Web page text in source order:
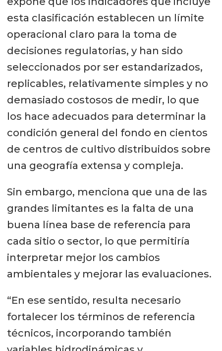
esta clasificación establecen un límite
operacional claro para la toma de
decisiones regulatorias, y han sido
seleccionados por ser estandarizados,
replicables, relativamente simples y no
demasiado costosos de medir, lo que
los hace adecuados para determinar la
condición general del fondo en cientos
de centros de cultivo distribuidos sobre
una geografía extensa y compleja.
Sin embargo, menciona que una de las
grandes limitantes es la falta de una
buena línea base de referencia para
cada sitio o sector, lo que permitiría
interpretar mejor los cambios
ambientales y mejorar las evaluaciones.
“En ese sentido, resulta necesario
fortalecer los términos de referencia
técnicos, incorporando también